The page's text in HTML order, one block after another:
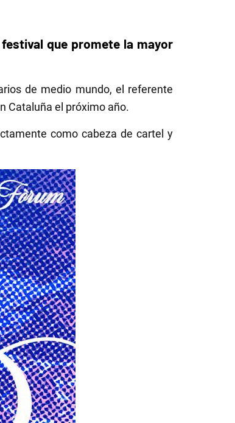
que promete la mayor
de medio mundo, el referente
Cataluña el próximo año.
como cabeza de cartel y